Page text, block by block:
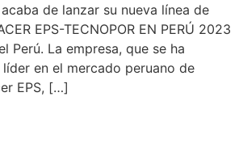
de lanzar su nueva línea de
EPS-TECNOPOR EN PERÚ 2023
Perú. La empresa, que se ha
en el mercado peruano de
EPS, […]